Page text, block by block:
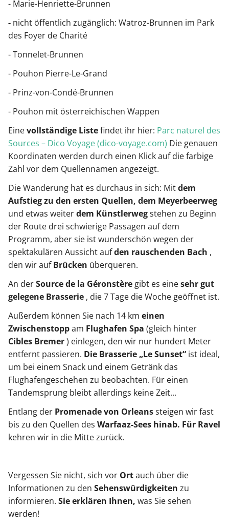
- Marie-Henriette-Brunnen
- nicht öffentlich zugänglich: Watroz-Brunnen im Park
des Foyer de Charité
- Tonnelet-Brunnen
- Pouhon Pierre-Le-Grand
- Prinz-von-Condé-Brunnen
- Pouhon mit österreichischen Wappen
Einevollständige Listefindet ihr hier: Parc naturel des
Sources – Dico Voyage (dico-voyage.com) Die genauen
Koordinaten werden durch einen Klick auf die farbige
Zahl vor dem Quellennamen angezeigt.
Die Wanderung hat es durchaus in sich: Mitdem
Aufstieg zu den ersten Quellen, dem Meyerbeerweg
und etwas weiterdem Künstlerwegstehen zu Beginn
der Route drei schwierige Passagen auf dem
Programm, aber sie ist wunderschön wegen der
spektakulären Aussicht aufden rauschenden Bach ,
den wir aufBrücken überqueren.
An derSource de la Géronstère gibt es einesehr gut
gelegene Brasserie , die 7 Tage die Woche geöffnet ist.
Außerdem können Sie nach 14 km einen
Zwischenstoppam Flughafen Spa (gleich hinter
Cibles Bremer) einlegen, den wir nur hundert Meter
entfernt passieren. Die Brasserie „Le Sunset“ ist ideal,
um bei einem Snack und einem Getränk das
Flughafengeschehen zu beobachten. Für einen
Tandemsprung bleibt allerdings keine Zeit...
Entlang der Promenade von Orleanssteigen wir fast
bis zu den Quellen des Warfaaz-Sees hinab. Für Ravel
kehren wir in die Mitte zurück.
Vergessen Sie nicht, sich vor Ortauch über die
Informationen zu den Sehenswürdigkeiten zu
informieren. Sie erklären Ihnen, was Sie sehen
werden!